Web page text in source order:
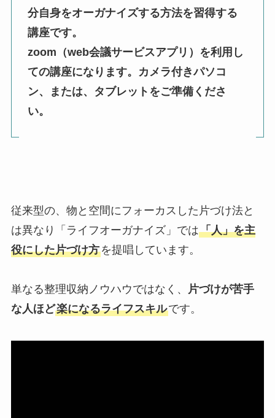
分自身をオーガナイズする方法を習得する
講座です。
zoom（web会議サービスアプリ）を利用し
ての講座になります。カメラ付きパソコ
ン、または、タブレットをご準備くださ
い。
従来型の、物と空間にフォーカスした片づけ法と
は異なり「ライフオーガナイズ」では「人」を主
役にした片づけ方を提唱しています。
単なる整理収納ノウハウではなく、
片づけが苦手
な人ほど楽になるライフスキルです。